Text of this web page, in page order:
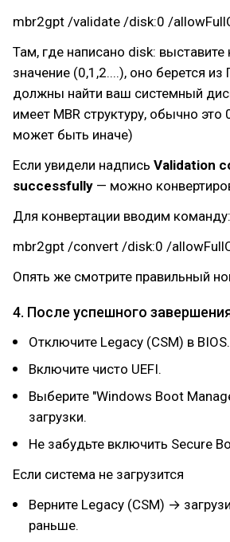
mbr2gpt /validate /disk:0 /
Там, где написано disk: выставите
значение (0,1,2....), оно берется из
должны найти ваш системный
имеет MBR структуру, обычно это
может быть иначе)
Если увидели надпись Validation
successfully — можно
Для конвертации вводим команду:
mbr2gpt /convert /disk:0 /
Опять же смотрите правильный
4. После успешного
Отключите Legacy (CSM) в BIOS.
Включите чисто UEFI.
Выберите "Windows Boot
загрузки.
Не забудьте включить Secure
Если система не загрузится
Верните Legacy (CSM) →
раньше.